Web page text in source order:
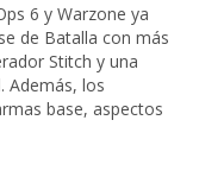
6 y Warzone ya
de Batalla con más
Stitch y una
Además, los
base, aspectos